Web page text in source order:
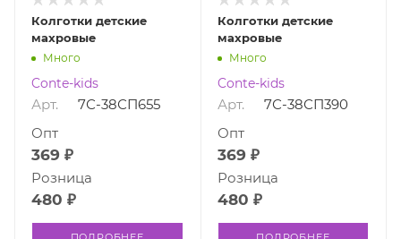
Колготки детские
махровые
Много
Conte-kids
Арт. 7С-38СП655
369 ₽
Опт
480 ₽
Розница
Колготки детские
махровые
Много
Conte-kids
Арт. 7С-38СП390
369 ₽
Опт
480 ₽
Розница